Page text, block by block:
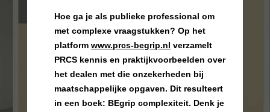
Hoe ga je als publieke professional om
met complexe vraagstukken? Op het
platformwww.prcs-begrip.nl verzamelt
PRCS kennis en praktijkvoorbeelden over
het dealen met die onzekerheden bij
maatschappelijke opgaven. Dit resulteert
in een boek: BEgrip complexiteit. Denk je